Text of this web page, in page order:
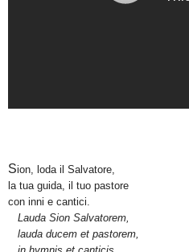
Sion, loda il Salvatore,
la tua guida, il tuo pastore
con inni e cantici.
Lauda Sion Salvatorem,
lauda ducem et pastorem,